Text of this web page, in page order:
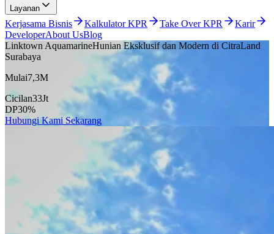
Layanan
Kerjasama Bisnis Kalkulator KPR Take Over KPR
Karir
DeveloperAbout UsBlog
Linktown AquamarineHunian Eksklusif dan Modern di CitraLand
Surabaya
Mulai7,3M
Cicilan33Jt
DP30%
Hubungi Kami Sekarang